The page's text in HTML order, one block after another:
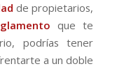
de propietarios,
que te
podrías tener
a un doble